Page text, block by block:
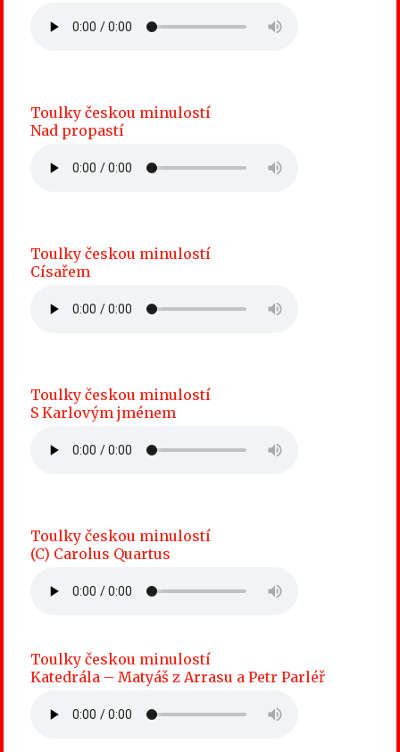
Toulky českou minulostí
Nad propastí
Toulky českou minulostí
Císařem
Toulky českou minulostí
S Karlovým jménem
Toulky českou minulostí
(C) Carolus Quartus
Toulky českou minulostí
Katedrála – Matyáš z Arrasu a Petr Parléř